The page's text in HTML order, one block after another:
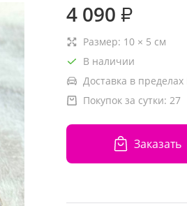
4 090 ₽
Размер: 10 × 5 см
В наличии
Доставка в
Покупок за сутки: 27
Заказать